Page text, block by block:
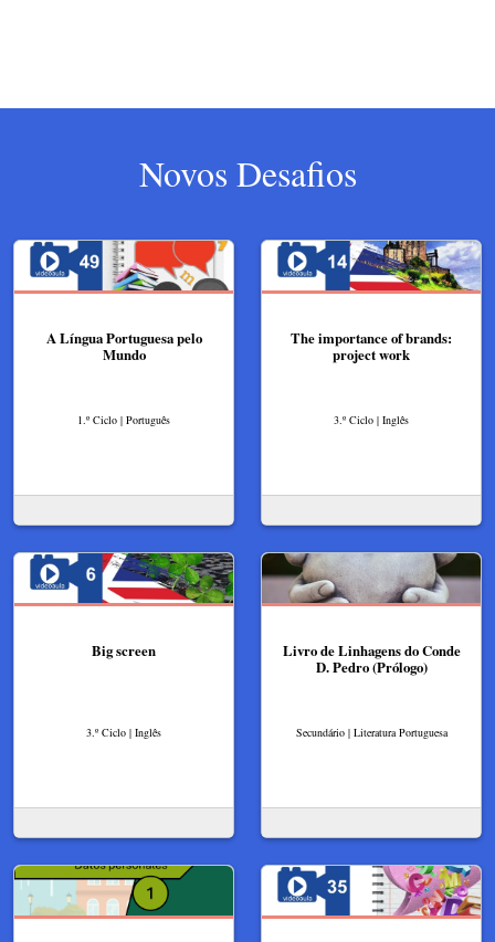
Novos Desafios
A Língua Portuguesa pelo
Mundo
1.º Ciclo | Português
The importance of brands:
project work
3.º Ciclo | Inglês
Big screen
3.º Ciclo | Inglês
Livro de Linhagens do Conde
D. Pedro (Prólogo)
Secundário | Literatura Portuguesa